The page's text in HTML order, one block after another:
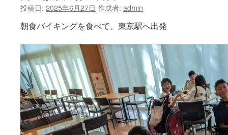
へ
キ
ッ
プ
投稿日: 2025年6月27日 作成者: admin
朝食バイキングを食べて、東京駅へ出発